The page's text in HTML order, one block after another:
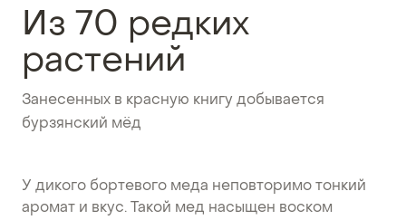
Из 70 редких
растений
Занесенных в красную книгу добывается
бурзянский мёд
У дикого бортевого меда неповторимо тонкий
аромат и вкус. Такой мед насыщен воском